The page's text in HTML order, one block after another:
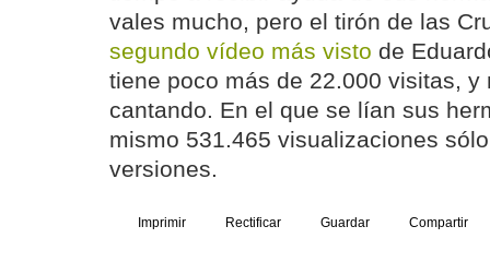
vales mucho, pero el tirón de las
segundo vídeo más visto de
tiene poco más de 22.000 visitas, y
cantando. En el que se lían sus
mismo 531.465 visualizaciones
versiones.
Imprimir Rectificar Guardar Compartir